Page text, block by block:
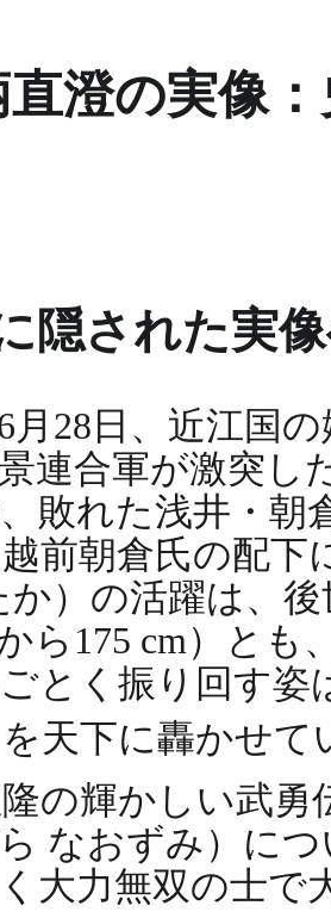
澄の実像
隠された実
月28日、近江国
連合軍が激突
敗れた浅井・
前朝倉氏の配
）の活躍は、
ら175 cm）と
とく振り回す
天下に轟かせて
の輝かしい武
なおずみ）に
く大力無双の士